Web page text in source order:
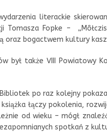
literackie
Tomasza Fopke –
bogactwem kultury
był także VIII Powiatowy
po raz kolejny
łączy pokolenia,
od wieku – mógł
spotkań z